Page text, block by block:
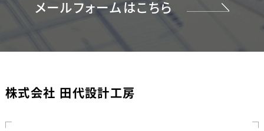
メールフォームはこちら
株式会社 田代設計工房